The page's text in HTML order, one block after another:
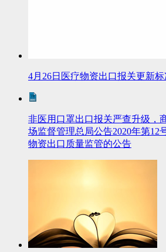
4月26日医疗物资出口报关更新标
非医用口罩出口报关严查升级，
场监督管理总局公告2020年第12
物资出口质量监管的公告